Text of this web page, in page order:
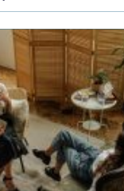
i livet. Nogle har
Andre
mest en stille
utilfredshed og
der aldrig